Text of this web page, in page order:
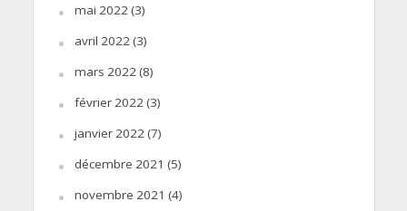
mai 2022(3)
avril 2022(3)
mars 2022(8)
février 2022(3)
janvier 2022(7)
décembre 2021 (5)
novembre 2021 (4)